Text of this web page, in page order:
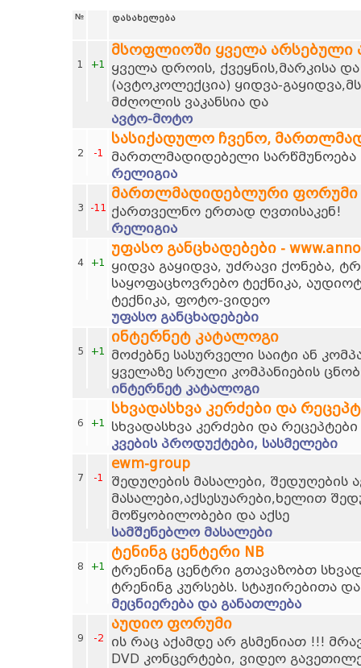
№ დასახელება
1 +1
მსოფლიოში ყველა არსებული
ყველა დროის, ქვეყნის,მარკისა
(ავტოკოლექცია) ყიდვა-
მძღოლის ვაკანსია და
ავტო-მოტო
2 -1
სასიქადულო ჩვენო,
მართლმადიდებელი სარწმუნოება
რელიგია
3 -11
მართლმადიდებლური ფორუმი
ქართველნო ერთად ღვთისაკენ!
რელიგია
4 +1
უფასო განცხადებები -
ყიდვა გაყიდვა, უძრავი ქონება,
საყოფაცხოვრებო ტექნიკა,
ტექნიკა, ფოტო-ვიდეო
უფასო განცხადებები
5 +1
ინტერნეტ კატალოგი
მოძებნე სასურველი საიტი ან
ყველაზე სრული კომპანიების
ინტერნეტ კატალოგი
6 +1
სხვადასხვა კერძები და
სხვადასხვა კერძები და რეცეპტები
კვების პროდუქტები, სასმელები
7 -1
ewm-group
შედუღების მასალები, შედუღების
მასალები,აქსესუარები,ხელით
მოწყობილობები და აქსე
სამშენებლო მასალები
8 +1
ტენინგ ცენტერი NB
ტრენინგ ცენტრი გთავაზობთ
ტრენინგ კურსებს. სტაჟირებითა
მეცნიერება და განათლება
9 -2
აუდიო ფორუმი
ის რაც აქამდე არ გსმენიათ !!!
DVD კონცერტები, ვიდეო